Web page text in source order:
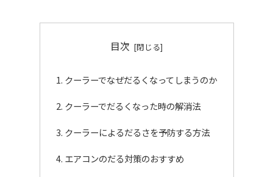
目次
クーラーでなぜだるくなってしまうのか
クーラーでだるくなった時の解消法
クーラーによるだるさを予防する方法
エアコンのだる対策のおすすめ